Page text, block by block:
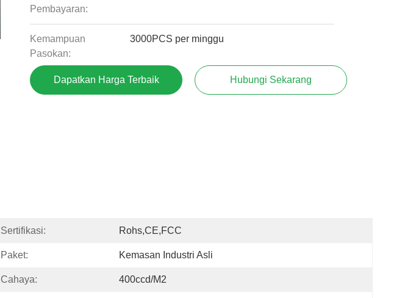
Pembayaran:
Kemampuan
Pasokan:
3000PCS per minggu
Dapatkan Harga Terbaik Hubungi Sekarang
Sertifikasi: Rohs,CE,FCC
Paket: Kemasan Industri Asli
Cahaya: 400ccd/m2